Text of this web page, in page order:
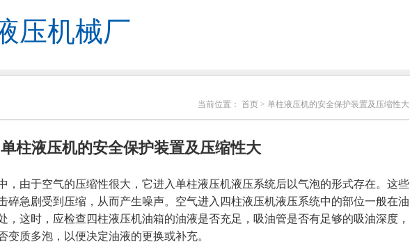
压机械厂
当前位置： 首页 > 单柱液压机的安全保护装置及压缩性大
单柱液压机的安全保护装置及压缩性大
，由于空气的压缩性很大，它进入单柱液压机液压系统后以气泡的形式存在。这些
碎急剧受到压缩，从而产生噪声。空气进入四柱液压机液压系统中的部位一般在油
，这时，应检查四柱液压机油箱的油液是否充足，吸油管是否有足够的吸油深度，
变质多泡，以便决定油液的更换或补充。